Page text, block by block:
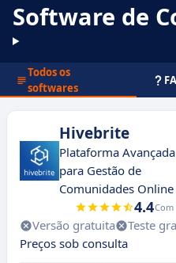
Software de
Todos os
softwares
Hivebrite
Plataforma Avançada
para Gestão de
Comunidades Online
4.4Com
Versão gratuita Teste
Preços sob consulta